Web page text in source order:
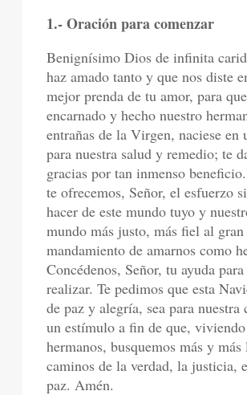
1.- Oración para comenzar
Benignísimo Dios de infinita
haz amado tanto y que nos diste
mejor prenda de tu amor, para
encarnado y hecho nuestro
entrañas de la Virgen, naciese en
para nuestra salud y remedio; te
gracias por tan inmenso
te ofrecemos, Señor, el esfuerzo
hacer de este mundo tuyo y
mundo más justo, más fiel al gran
mandamiento de amarnos como
Concédenos, Señor, tu ayuda
realizar. Te pedimos que esta
de paz y alegría, sea para nuestra
un estímulo a fin de que,
hermanos, busquemos más y más
caminos de la verdad, la justicia,
paz. Amén.